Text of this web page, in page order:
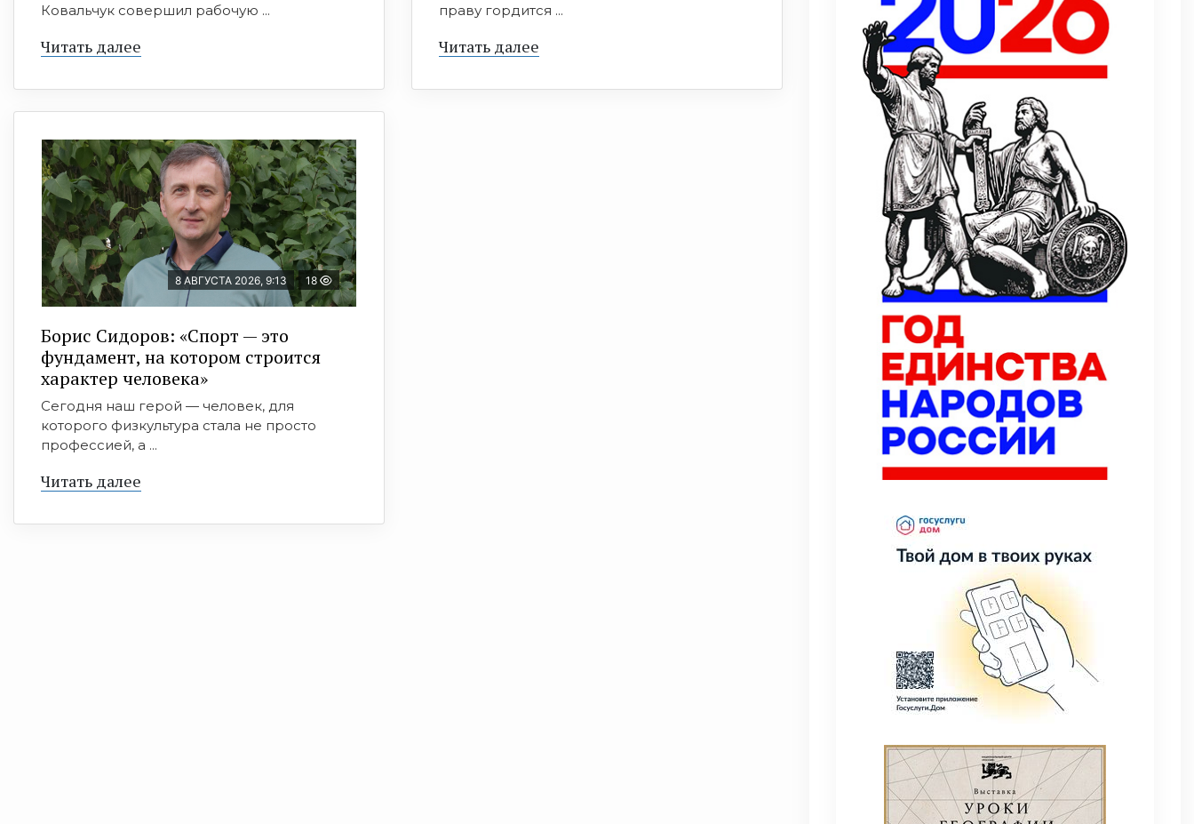
Ковальчук совершил рабочую ...
Читать далее
праву гордится ...
Читать далее
8 АВГУСТА 2026, 9:13 18
Борис Сидоров: «Спорт — это
фундамент, на котором строится
характер человека»
Сегодня наш герой — человек, для
которого физкультура стала не просто
профессией, а ...
Читать далее